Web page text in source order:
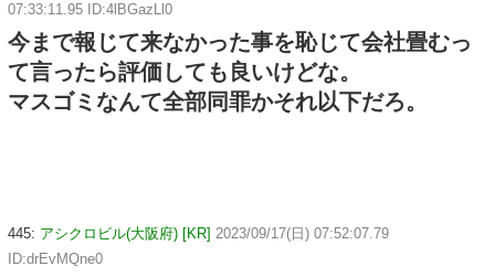
07:33:11.95 ID:4lBGazLl0
今まで報じて来なかった事を恥じて会社畳むっ
て言ったら評価しても良いけどな。
マスゴミなんて全部同罪かそれ以下だろ。
445: アシクロビル(大阪府) [KR] 2023/09/17(日) 07:52:07.79
ID:drEvMQne0